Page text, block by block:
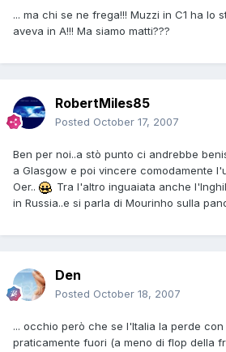
... ma chi se ne frega!!! Muzzi in C1 ha lo
aveva in A!!! Ma siamo matti???
RobertMiles85
Posted October 17, 2007
Ben per noi..a stò punto ci andrebbe
a Glasgow e poi vincere comodamente
Oer..
Tra l'altro inguaiata anche
in Russia..e si parla di Mourinho sulla
Den
Posted October 18, 2007
... occhio però che se l'Italia la perde con
praticamente fuori (a meno di flop della